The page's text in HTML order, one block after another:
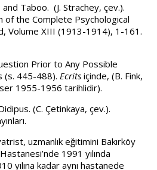
Taboo. (J. Strachey, çev.).
of the Complete Psychological
Volume XIII (1913-1914), 1-161.
Prior to Any Possible
(s. 445-488). Ecrits içinde, (B. Fink,
1955-1956 tarihlidir).
(C. Çetinkaya, çev.).
uzmanlık eğitimini Bakırköy
1991 yılında
yılına kadar aynı hastanede